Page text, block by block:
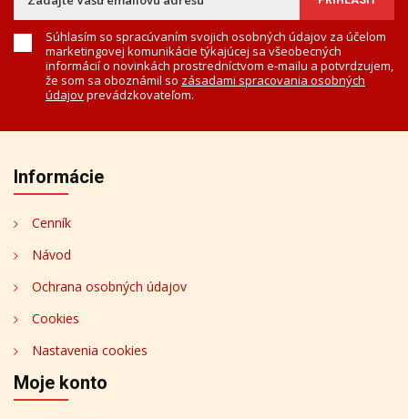
Súhlasím so spracúvaním svojich osobných údajov za účelom
marketingovej komunikácie týkajúcej sa všeobecných
informácií o novinkách prostredníctvom e-mailu a potvrdzujem,
že som sa oboznámil so zásadami spracovania osobných
údajovprevádzkovateľom.
Informácie
Cenník
Návod
Ochrana osobných údajov
Cookies
Nastavenia cookies
Moje konto